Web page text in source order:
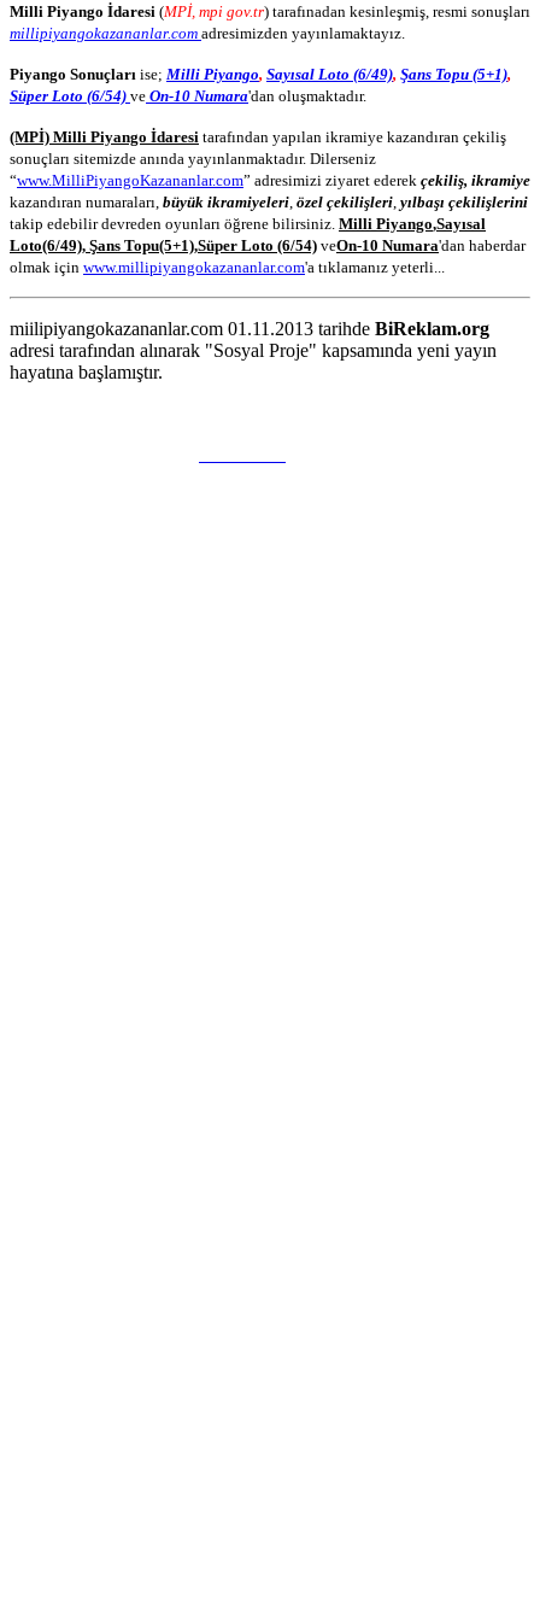
Milli Piyango İdaresi (MPİ, mpi gov.tr) tarafınadan kesinleşmiş, resmi sonuşları
millipiyangokazananlar.com adresimizden yayınlamaktayız.
Piyango Sonuçları ise; Milli Piyango, Sayısal Loto (6/49), Şans Topu (5+1),
Süper Loto (6/54) ve On-10 Numara'dan oluşmaktadır.
(MPİ) Milli Piyango İdaresi tarafından yapılan ikramiye kazandıran çekiliş
sonuçları sitemizde anında yayınlanmaktadır. Dilerseniz
“www.MilliPiyangoKazananlar.com” adresimizi ziyaret ederek çekiliş, ikramiye
kazandıran numaraları, büyük ikramiyeleri özel çekilişleri yılbaşı çekilişlerini
takip edebilir devreden oyunları öğrene bilirsiniz. Milli Piyango,Sayısal
Loto(6/49), Şans Topu(5+1),Süper Loto (6/54) veOn-10 Numara'dan haberdar
olmak için www.millipiyangokazananlar.com'a tıklamanız yeterli...
miilipiyangokazananlar.com 01.11.2013 tarihde BiReklam.org
adresi tarafından alınarak "Sosyal Proje" kapsamında yeni yayın
hayatına başlamıştır.